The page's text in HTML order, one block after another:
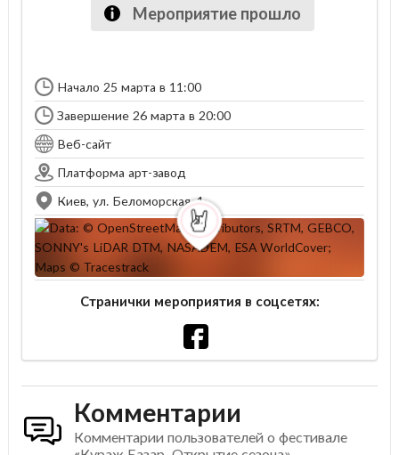
Мероприятие прошло
Начало 25 марта в 11:00
Завершение 26 марта в 20:00
Веб-сайт
Платформа арт-завод
Киев, ул. Беломорская, 1
Странички мероприятия в соцсетях:
Комментарии
Комментарии пользователей о фестивале